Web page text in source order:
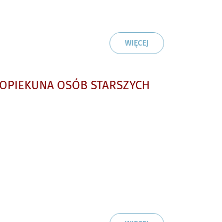
CZYTAJ
WIĘCEJ O: OGŁOSZENIE O
OSÓB STARSZYCH